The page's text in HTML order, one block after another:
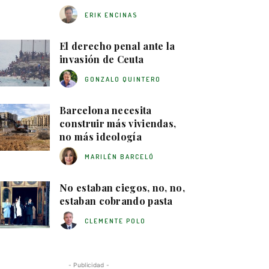
ERIK ENCINAS
El derecho penal ante la
invasión de Ceuta
GONZALO QUINTERO
Barcelona necesita
construir más viviendas,
no más ideología
MARILÉN BARCELÓ
No estaban ciegos, no, no,
estaban cobrando pasta
CLEMENTE POLO
- Publicidad -